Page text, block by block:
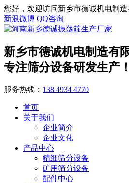
您好，欢迎访问新乡市德诚机电制造
新浪微博 QQ咨询
新乡市德诚机电制造有
专注筛分设备研发生产！
服务热线： 138 4934 4770
首页
关于我们
企业简介
企业文化
产品中心
精细筛分设备
矿用筛分设备
配件中心